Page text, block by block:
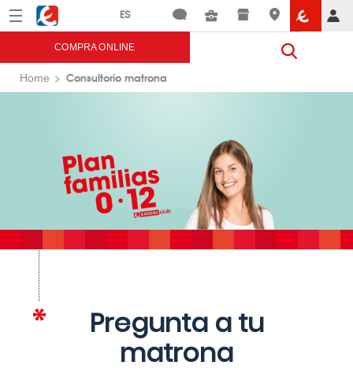
Menú Eroski
COMPRA ONLINE
Home Consultorio matrona
Pregunta a tu
matrona